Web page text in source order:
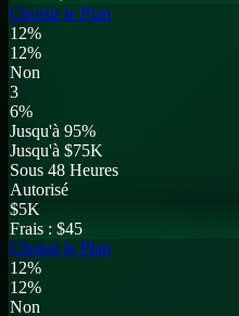
Choisir le Plan
12%
12%
Non
3
6%
Jusqu'à 95%
Jusqu'à $75K
Sous 48 Heures
Autorisé
$5K
Frais : $45
Choisir le Plan
12%
12%
Non